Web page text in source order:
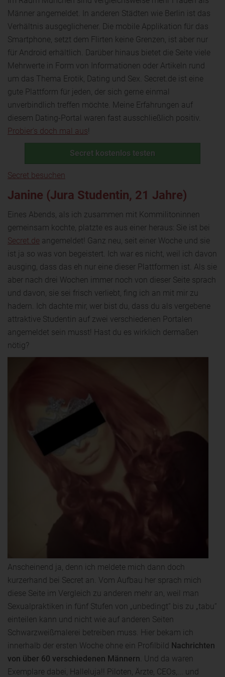
Männer angemeldet. In anderen Städten wie Berlin ist das
Verhältnis ausgeglichener. Die mobile Applikation für das
Smartphone, setzt dem Flirten keine Grenzen, ist aber nur
für Android erhältlich. Darüber hinaus bietet die Seite viele
Mehrwerte in Form von Informationen oder Artikeln rund
um das Thema Erotik, Dating und Sex. Secret.de ist eine
gute Plattform für jeden, der sich gerne einmal
unverbindlich treffen möchte. Meine Erfahrungen auf
diesem Dating-Portal waren fast ausschließlich positiv.
Probier's doch mal aus!
Secret kostenlos testen
Secret besuchen
Janine (Jura Studentin, 21 Jahre)
Eines Abends, als ich zusammen mit Kommilitoninnen
gemeinsam kochte, platzte es aus einer heraus: Sie ist bei
Secret.de angemeldet! Ganz neu, seit einer Woche und sie
ist ja so was von begeistert. Ich war es nicht, weil ich davon
ausging, dass das eh nur eine dieser Plattformen ist. Als sie
aber nach drei Wochen immer noch von dieser Seite sprach
und davon, sie sei frisch verliebt, fing ich an mit mir zu
hadern. Ich dachte mir, wer bist du, dass du als vergebene
attraktive Studentin auf zwei verschiedenen Portalen
angemeldet sein musst! Hast du es wirklich dermaßen
nötig?
Anscheinend ja, denn ich meldete mich dann doch
kurzerhand bei Secret an. Vom Aufbau her sprach mich
diese Seite im Vergleich zu anderen mehr an, weil man
Sexualpraktiken in fünf Stufen von „unbedingt“ bis zu „tabu“
einteilen kann und nicht wie auf anderen Seiten
Schwarzweißmalerei betreiben muss. Hier bekam ich
innerhalb der ersten Woche ohne ein Profilbild Nachrichten
von über 60 verschiedenen Männern. Und da waren
Exemplare dabei, Halleluja!! Piloten, Ärzte, CEOs,... und